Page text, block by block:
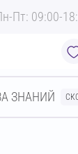
Пт: 09:00-
ЗНАНИЙ